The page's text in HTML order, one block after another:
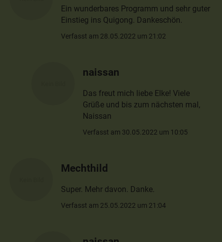
Ein wunderbares Programm und sehr guter
Einstieg ins Quigong. Dankeschön.
Verfasst am 28.05.2022 um 21:02
naissan
Das freut mich liebe Elke! Viele
Grüße und bis zum nächsten mal,
Naissan
Verfasst am 30.05.2022 um 10:05
Mechthild
Super. Mehr davon. Danke.
Verfasst am 25.05.2022 um 21:04